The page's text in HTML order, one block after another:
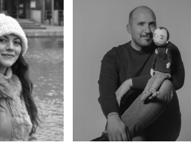
και ανακάλυψε την τάση σου!